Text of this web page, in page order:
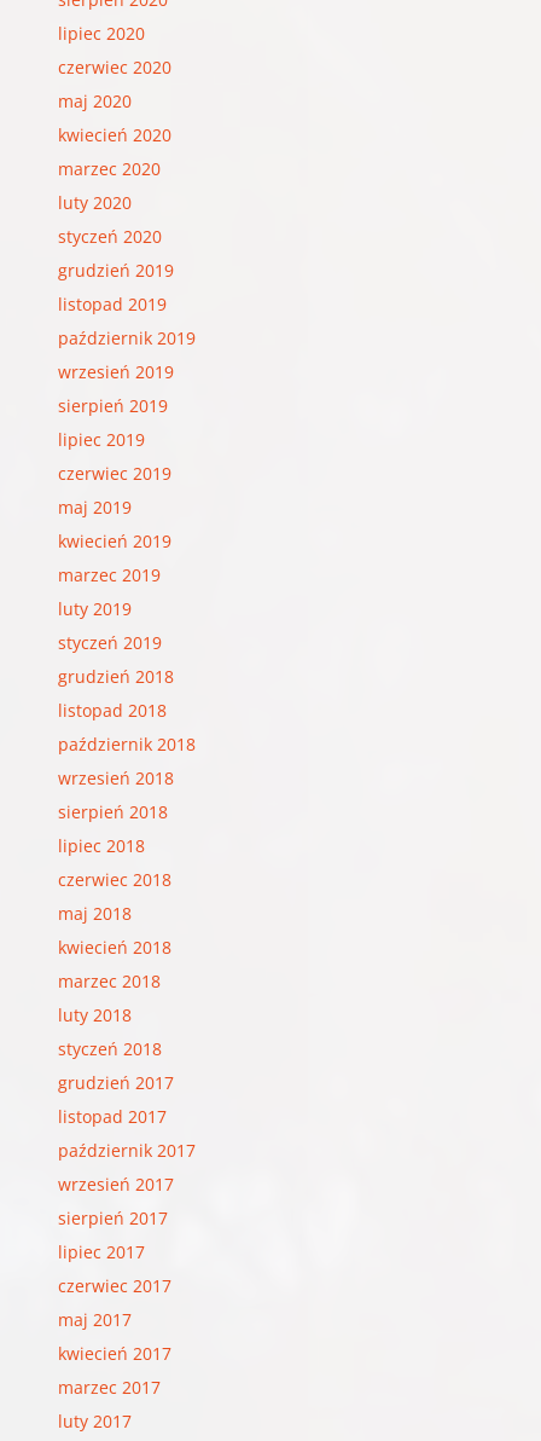
lipiec 2020
czerwiec 2020
maj 2020
kwiecień 2020
marzec 2020
luty 2020
styczeń 2020
grudzień 2019
listopad 2019
październik 2019
wrzesień 2019
sierpień 2019
lipiec 2019
czerwiec 2019
maj 2019
kwiecień 2019
marzec 2019
luty 2019
styczeń 2019
grudzień 2018
listopad 2018
październik 2018
wrzesień 2018
sierpień 2018
lipiec 2018
czerwiec 2018
maj 2018
kwiecień 2018
marzec 2018
luty 2018
styczeń 2018
grudzień 2017
listopad 2017
październik 2017
wrzesień 2017
sierpień 2017
lipiec 2017
czerwiec 2017
maj 2017
kwiecień 2017
marzec 2017
luty 2017